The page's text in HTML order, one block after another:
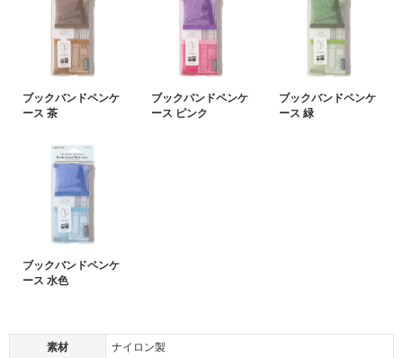
ブックバンドペンケ
ース 茶
ブックバンドペンケ
ース ピンク
ブックバンドペンケ
ース 緑
ブックバンドペンケ
ース 水色
素材 ナイロン製